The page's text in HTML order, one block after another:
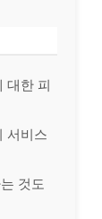
대한 피
서비스
것도